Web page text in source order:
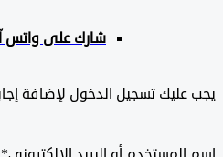
شارك على واتس آب
تسجيل الدخول لإضافة إجابة.